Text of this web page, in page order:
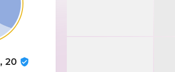
20